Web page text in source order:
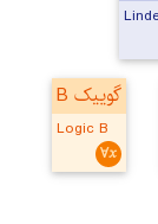
گوییک B
Logic B